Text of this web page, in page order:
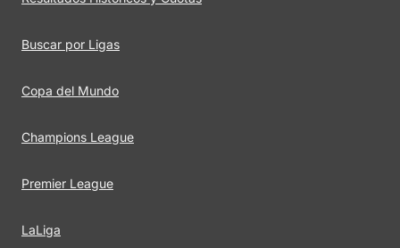
Buscar por Ligas
Copa del Mundo
Champions League
Premier League
LaLiga